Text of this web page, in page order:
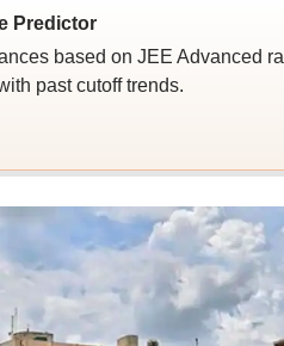
Predictor
based on JEE Advanced
past cutoff trends.